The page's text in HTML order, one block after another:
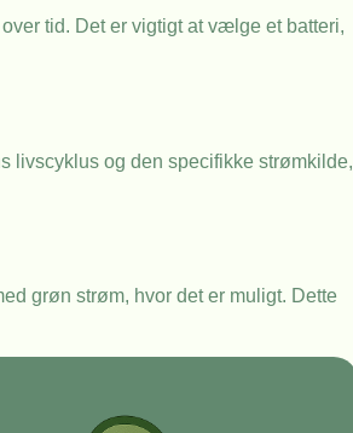
tid. Det er vigtigt at vælge et batteri,
livscyklus og den specifikke strømkilde,
grøn strøm, hvor det er muligt. Dette